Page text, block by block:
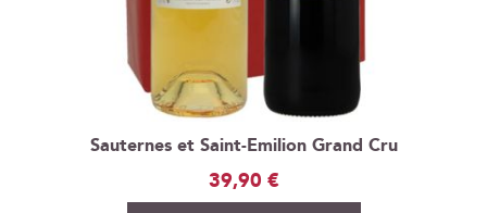
Sauternes et Saint-Emilion Grand Cru
39,90 €